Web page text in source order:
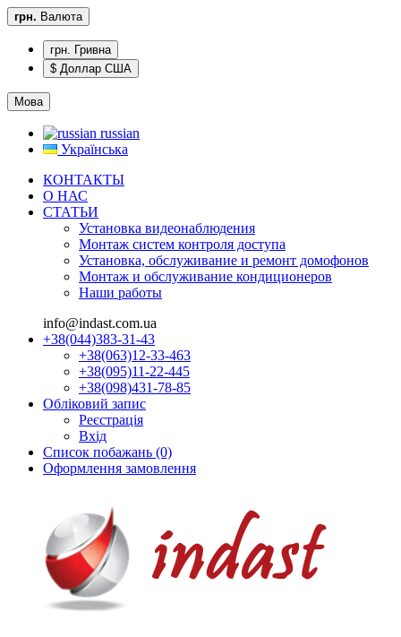
грн. Валюта
грн. Гривна
$ Доллар США
Мова
russian
Українська
КОНТАКТЫ
О НАС
CТАТЬИ
Установка видеонаблюдения
Монтаж систем контроля доступа
Установка, обслуживание и ремонт домофонов
Монтаж и обслуживание кондиционеров
Наши работы
info@indast.com.ua
+38(044)383-31-43
+38(063)12-33-463
+38(095)11-22-445
+38(098)431-78-85
Обліковий запис
Реєстрація
Вхід
Список побажань (0)
Оформлення замовлення